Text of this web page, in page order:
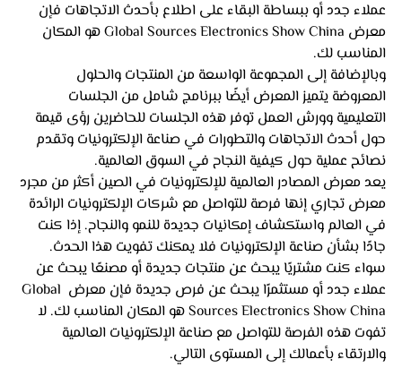
عملاء جدد أو ببساطة البقاء على اطلاع بأحدث الاتجاهات فإن
معرض Global Sources Electronics Show China هو المكان
المناسب لك.
وبالإضافة إلى المجموعة الواسعة من المنتجات والحلول
المعروضة يتميز المعرض أيضًا ببرنامج شامل من الجلسات
التعليمية وورش العمل توفر هذه الجلسات للحاضرين رؤى قيمة
حول أحدث الاتجاهات والتطورات في صناعة الإلكترونيات وتقدم
نصائح عملية حول كيفية النجاح في السوق العالمية.
يعد معرض المصادر العالمية للإلكترونيات في الصين أكثر من مجرد
معرض تجاري إنها فرصة للتواصل مع شركات الإلكترونيات الرائدة
في العالم واستكشاف إمكانيات جديدة للنمو والنجاح. إذا كنت
جادًا بشأن صناعة الإلكترونيات فلا يمكنك تفويت هذا الحدث.
سواء كنت مشتريًا يبحث عن منتجات جديدة أو مصنعًا يبحث عن
عملاء جدد أو مستثمرًا يبحث عن فرص جديدة فإن معرض Global
Sources Electronics Show China هو المكان المناسب لك. لا
تفوت هذه الفرصة للتواصل مع صناعة الإلكترونيات العالمية
والارتقاء بأعمالك إلى المستوى التالي.